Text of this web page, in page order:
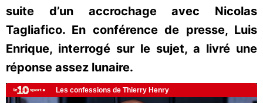
suite d’un accrochage avec Nicolas
Tagliafico. En conférence de presse, Luis
Enrique, interrogé sur le sujet, a livré une
réponse assez lunaire.